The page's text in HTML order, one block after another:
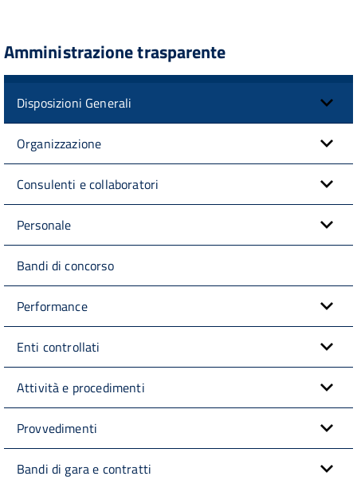
Amministrazione trasparente
Disposizioni Generali
Organizzazione
Consulenti e collaboratori
Personale
Bandi di concorso
Performance
Enti controllati
Attività e procedimenti
Provvedimenti
Bandi di gara e contratti